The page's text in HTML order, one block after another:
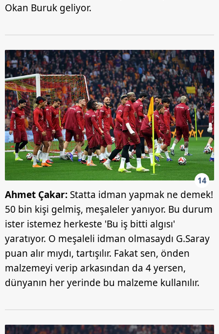
Okan Buruk geliyor.
14
Ahmet Çakar: Statta idman yapmak ne demek!
50 bin kişi gelmiş, meşaleler yanıyor. Bu durum
ister istemez herkeste 'Bu iş bitti algısı'
yaratıyor. O meşaleli idman olmasaydı G.Saray
puan alır mıydı, tartışılır. Fakat sen, önden
malzemeyi verip arkasından da 4 yersen,
dünyanın her yerinde bu malzeme kullanılır.